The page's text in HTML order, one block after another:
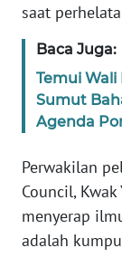
saat
Baca Juga:
Temui
Sumut
Agenda
Perwakilan
Council,
menyerap
adalah
WN
WN
NTB
SULTENG
WN
SULBAR